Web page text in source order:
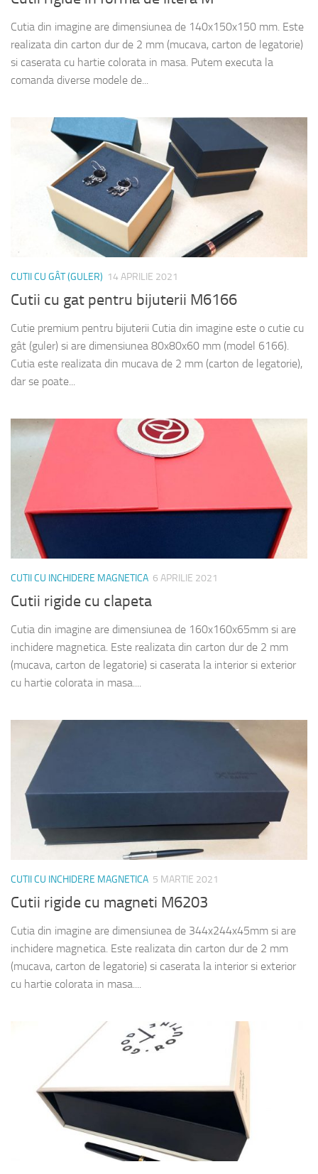
Cutia din imagine are dimensiunea de 140x150x150 mm. Este
realizata din carton dur de 2 mm (mucava, carton de legatorie)
si caserata cu hartie colorata in masa. Putem executa la
comanda diverse modele de...
CUTII CU GÂT (GULER) 14 APRILIE 2021
Cutii cu gat pentru bijuterii M6166
Cutie premium pentru bijuterii Cutia din imagine este o cutie cu
gât (guler) si are dimensiunea 80x80x60 mm (model 6166).
Cutia este realizata din mucava de 2 mm (carton de legatorie),
dar se poate...
CUTII CU INCHIDERE MAGNETICA 6 APRILIE 2021
Cutii rigide cu clapeta
Cutia din imagine are dimensiunea de 160x160x65mm si are
inchidere magnetica. Este realizata din carton dur de 2 mm
(mucava, carton de legatorie) si caserata la interior si exterior
cu hartie colorata in masa....
CUTII CU INCHIDERE MAGNETICA 5 MARTIE 2021
Cutii rigide cu magneti M6203
Cutia din imagine are dimensiunea de 344x244x45mm si are
inchidere magnetica. Este realizata din carton dur de 2 mm
(mucava, carton de legatorie) si caserata la interior si exterior
cu hartie colorata in masa....